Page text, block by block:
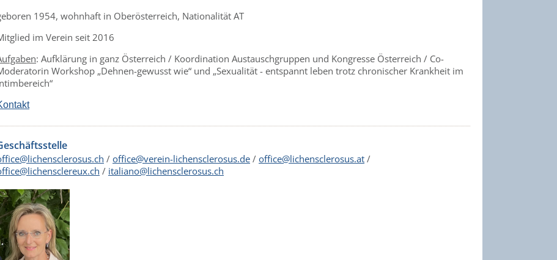
1954, wohnhaft in Oberösterreich, Nationalität AT
im Verein seit 2016
: Aufklärung in ganz Österreich / Koordination Austauschgruppen und Kongresse Österreich / Co-
Workshop „Dehnen-gewusst wie“ und „Sexualität - entspannt leben trotz chronischer Krankheit im
/ office@verein-lichensclerosus.de / office@lichensclerosus.at /
/ italiano@lichensclerosus.ch